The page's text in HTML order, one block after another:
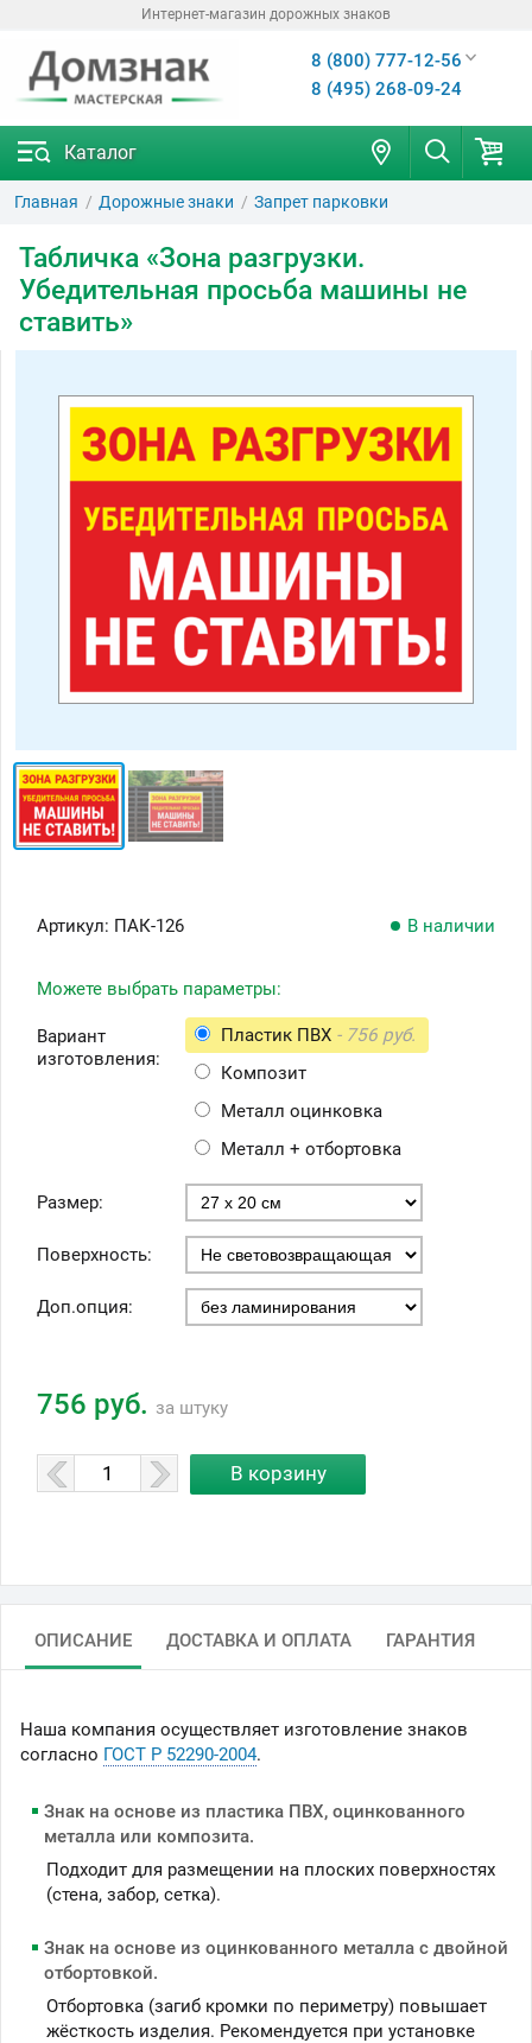
Интернет-магазин дорожных знаков
8 (800) 777-12-56
8 (495) 268-09-24
Каталог
Главная Дорожные знаки Запрет парковки
Табличка «Зона разгрузки.
Убедительная просьба машины не
ставить»
Артикул: ПАК-126 В наличии
Можете выбрать параметры:
Вариант
изготовления:
Пластик ПВХ - 756 руб.
Композит
Металл оцинковка
Металл + отбортовка
Размер:
Поверхность:
Доп.опция:
756 руб. за штуку
ОПИСАНИЕ ДОСТАВКА И ОПЛАТА ГАРАНТИЯ
Наша компания осуществляет изготовление знаков
согласно ГОСТ Р 52290-2004.
Знак на основе из пластика ПВХ, оцинкованного
металла или композита.
Подходит для размещении на плоских поверхностях
(стена, забор, сетка).
Знак на основе из оцинкованного металла с двойной
отбортовкой.
Отбортовка (загиб кромки по периметру) повышает
жёсткость изделия. Рекомендуется при установке